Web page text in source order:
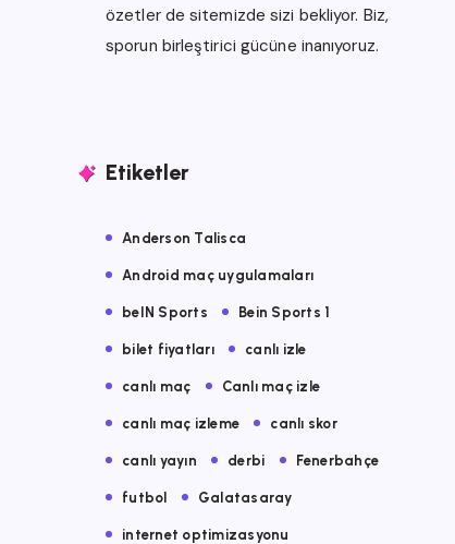
özetler de sitemizde sizi bekliyor. Biz,
sporun birleştirici gücüne inanıyoruz.
Etiketler
Anderson Talisca
Android maç uygulamaları
beIN Sports Bein Sports 1
bilet fiyatları canlı izle
canlı maç Canlı maç izle
canlı maç izleme canlı skor
canlı yayın derbi Fenerbahçe
futbol Galatasaray
internet optimizasyonu